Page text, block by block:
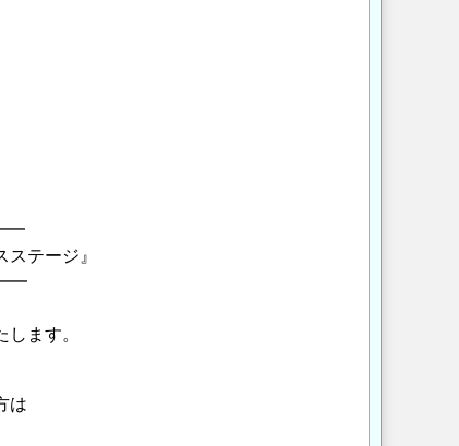
テージ』
ます。
は